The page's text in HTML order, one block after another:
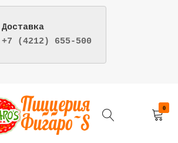
Доставка
+7 (4212) 655-500
0